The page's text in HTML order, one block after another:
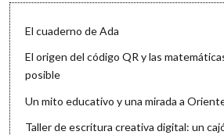
El cuaderno de Ada
El origen del código QR y las
posible
Un mito educativo y una mirada a
Taller de escritura creativa digital: un